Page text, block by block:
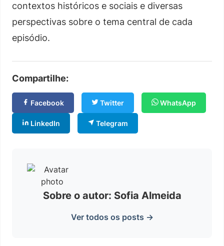
contextos históricos e sociais e diversas
perspectivas sobre o tema central de cada
episódio.
Compartilhe:
Facebook Twitter WhatsApp
LinkedIn Telegram
Sobre o autor: Sofia Almeida
Ver todos os posts →